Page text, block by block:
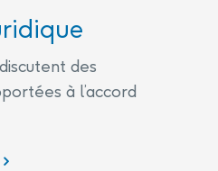
des
à l’accord